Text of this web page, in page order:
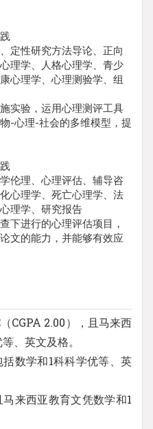
定性研究方法导论、正向
理学、人格心理学、青少
心理学、心理测验学、组
实验，运用心理测评工具
-心理-社会的多维模型，提
伦理、心理评估、辅导咨
心理学、死亡心理学、法
理学、研究报告
下进行的心理评估项目，
文的能力，并能够有效应
CGPA 2.00），且马来西
、英文及格。
数学和1科科学优等、英
来西亚教育文凭数学和1